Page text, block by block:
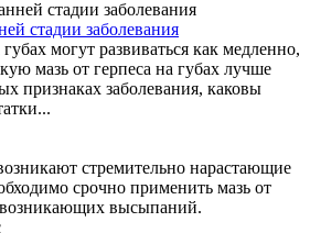
стадии заболевания
могут развиваться как медленно,
мазь от герпеса на губах лучше
признаках заболевания, каковы
стремительно нарастающие
срочно применить мазь от
возникающих высыпаний.